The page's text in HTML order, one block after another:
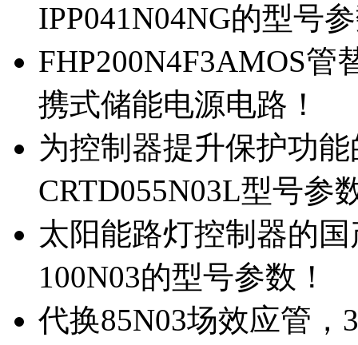
IPP041N04NG的型号
FHP200N4F3AMOS管
携式储能电源电路！
为控制器提升保护功
CRTD055N03L型号参
太阳能路灯控制器的
100N03的型号参数！
代换85N03场效应管